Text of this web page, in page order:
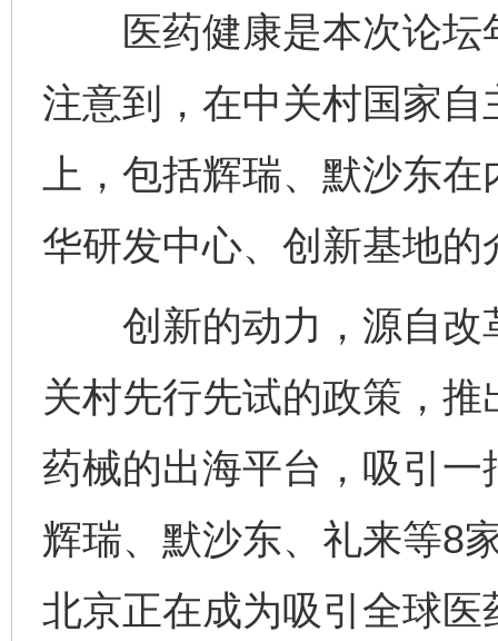
医药健康是本次论坛
注意到，在中关村国家
上，包括辉瑞、默沙东
华研发中心、创新基地的
创新的动力，源自改革
关村先行先试的政策，
药械的出海平台，吸引
辉瑞、默沙东、礼来等8
北京正在成为吸引全球医